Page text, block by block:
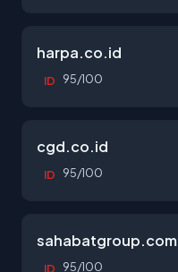
harpa.co.id
ID 95/100
cgd.co.id
ID 95/100
sahabatgroup.com
ID 95/100